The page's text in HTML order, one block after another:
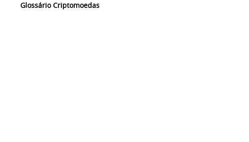
Glossário Criptomoedas